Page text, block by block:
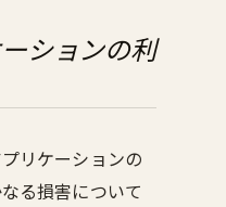
ションの利
リケーションの
る損害について